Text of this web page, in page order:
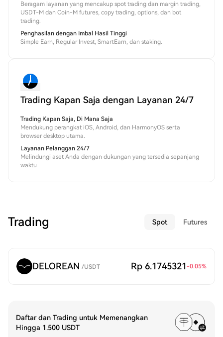
Beragam layanan yang mencakup spot trading dan margin trading,
USDT-M dan Coin-M futures, copy trading, options, dan bot
trading.
Penghasilan dengan Imbal Hasil Tinggi
Simple Earn, Regular Invest, SmartEarn, dan staking.
Trading Kapan Saja dengan Layanan 24/7
Trading Kapan Saja, Di Mana Saja
Mendukung perangkat iOS, Android, dan HarmonyOS serta
browser desktop utama.
Layanan Pelanggan 24/7
Melindungi aset Anda dengan dukungan yang tersedia sepanjang
waktu
Trading Spot Futures
DELOREAN /USDT Rp 6.1745321 -0.05%
Daftar dan Trading untuk Memenangkan
Hingga 1.500 USDT